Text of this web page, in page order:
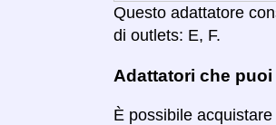
Questo adattatore
di outlets: E, F.
Adattatori che
È possibile